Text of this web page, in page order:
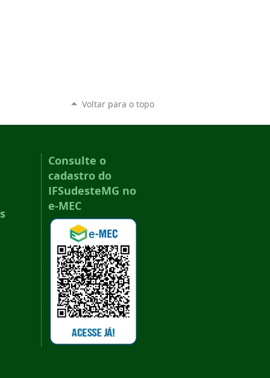
Voltar para o topo
Consulte o
cadastro do
IFSudesteMG no
e-MEC